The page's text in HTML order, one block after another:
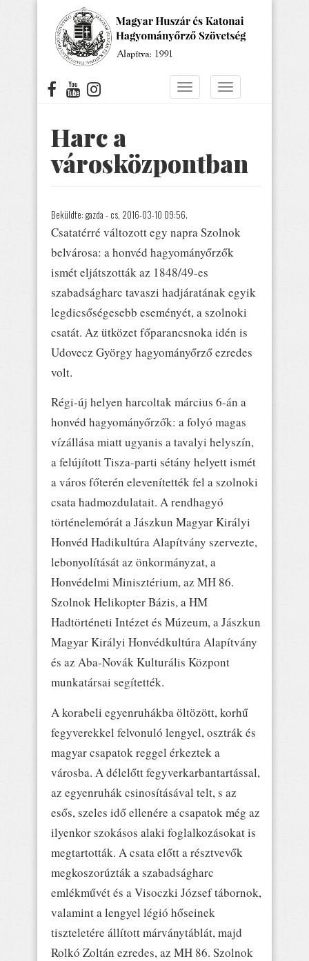
Navigáció
Navigáció
Harc a
városközpontban
Beküldte: gazda - cs, 2016-03-10 09:56.
Csatatérré változott egy napra Szolnok
belvárosa: a honvéd hagyományőrzők
ismét eljátszották az 1848/49-es
szabadságharc tavaszi hadjáratának egyik
legdicsőségesebb eseményét, a szolnoki
csatát. Az ütközet főparancsnoka idén is
Udovecz György hagyományőrző ezredes
volt.
Régi-új helyen harcoltak március 6-án a
honvéd hagyományőrzők: a folyó magas
vízállása miatt ugyanis a tavalyi helyszín,
a felújított Tisza-parti sétány helyett ismét
a város főterén elevenítették fel a szolnoki
csata hadmozdulatait. A rendhagyó
történelemórát a Jászkun Magyar Királyi
Honvéd Hadikultúra Alapítvány szervezte,
lebonyolítását az önkormányzat, a
Honvédelmi Minisztérium, az MH 86.
Szolnok Helikopter Bázis, a HM
Hadtörténeti Intézet és Múzeum, a Jászkun
Magyar Királyi Honvédkultúra Alapítvány
és az Aba-Novák Kulturális Központ
munkatársai segítették.
A korabeli egyenruhákba öltözött, korhű
fegyverekkel felvonuló lengyel, osztrák és
magyar csapatok reggel érkeztek a
városba. A délelőtt fegyverkarbantartással,
az egyenruhák csinosításával telt, s az
esős, szeles idő ellenére a csapatok még az
ilyenkor szokásos alaki foglalkozásokat is
megtartották. A csata előtt a résztvevők
megkoszorúzták a szabadságharc
emlékművét és a Visoczki József tábornok,
valamint a lengyel légió hőseinek
tiszteletére állított márványtáblát, majd
Rolkó Zoltán ezredes, az MH 86. Szolnok